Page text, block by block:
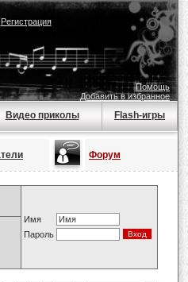
Регистрация
Помощь
Добавить в избранное
Видео приколы Flash-игры
Форум
Имя
Пароль